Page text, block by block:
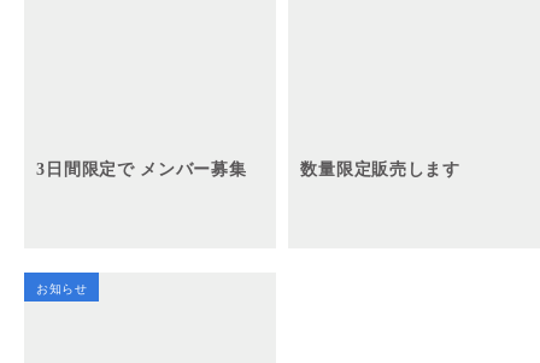
3日間限定で メンバー募集 数量限定販売します
お知らせ